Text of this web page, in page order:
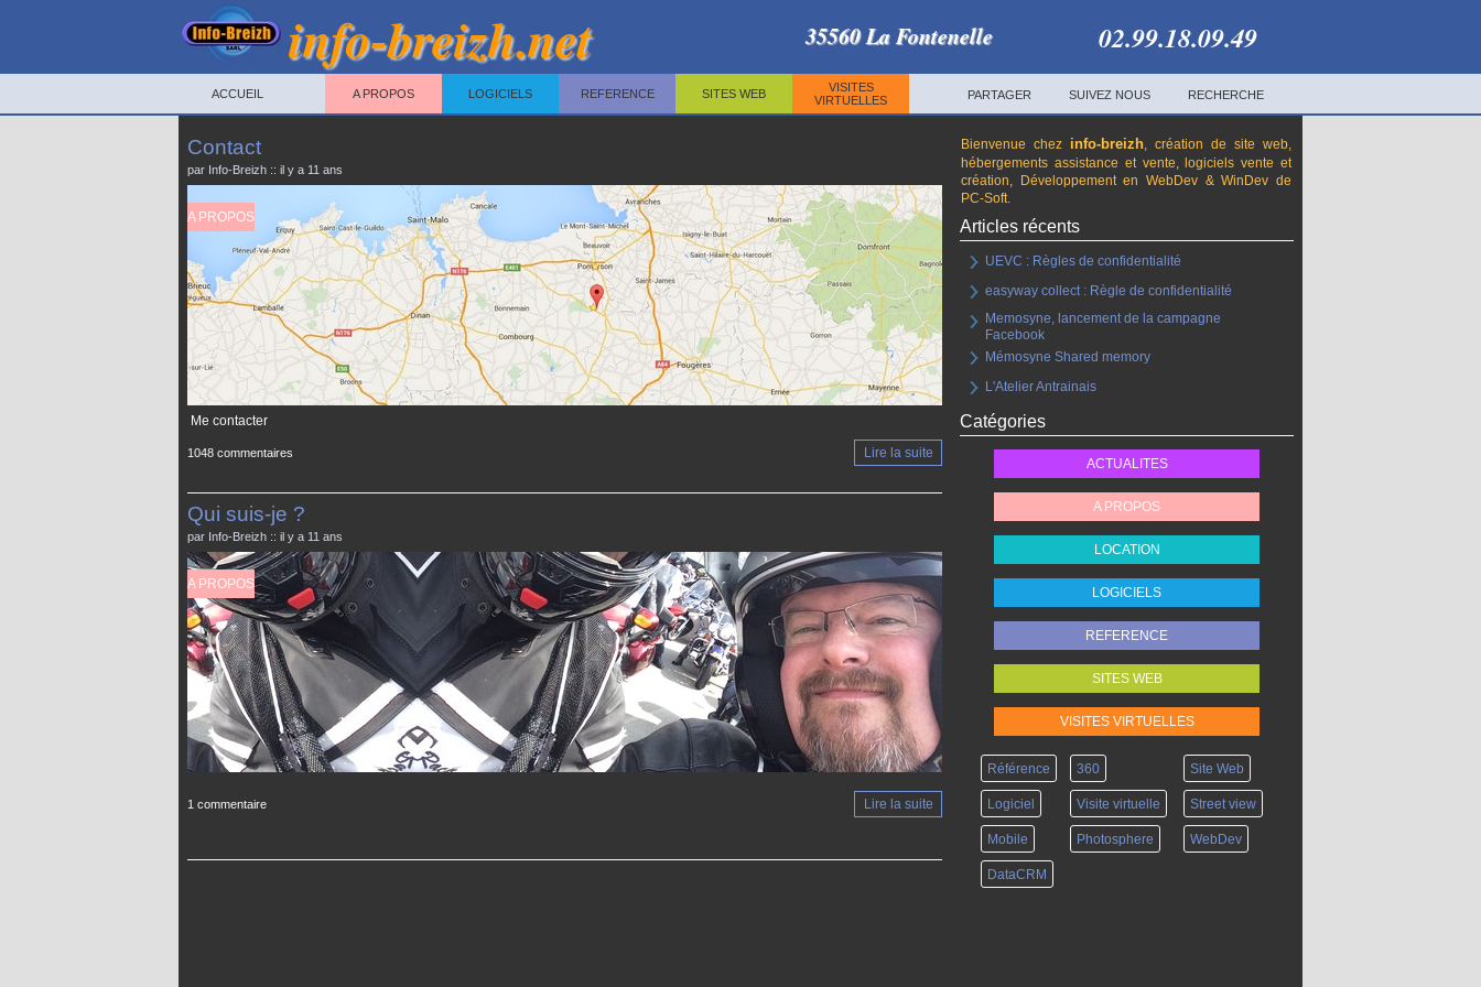
info-breizh.net 35560 La Fontenelle 02.99.18.09.49
A PROPOS LOGICIELS REFERENCE SITES WEB
VISITES
VIRTUELLES
PARTAGER SUIVEZ NOUS RECHERCHE
ACCUEIL
Contact
par Info-Breizh :: il y a 11 ans
Me contacter
1048 commentaires Lire la suite
A PROPOS
Qui suis-je ?
par Info-Breizh :: il y a 11 ans
1 commentaire Lire la suite
A PROPOS
Bienvenue chez info-breizh, création de site web,
hébergements assistance et vente, logiciels vente et
création, Développement en WebDev & WinDev de
PC-Soft.
Articles récents
UEVC : Règles de confidentialité
easyway collect : Règle de confidentialité
Memosyne, lancement de la campagne
Facebook
Mémosyne Shared memory
L'Atelier Antrainais
Catégories
ACTUALITES
A PROPOS
LOCATION
LOGICIELS
REFERENCE
SITES WEB
VISITES VIRTUELLES
Référence 360 Site Web
Logiciel Visite virtuelle Street view
Mobile Photosphere WebDev
DataCRM